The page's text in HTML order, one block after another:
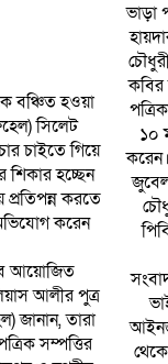
বঞ্চিত হওয়া
সিলেট
চাইতে গিয়ে
হচ্ছেন
প্রতিপন্ন করতে
করেন
আয়োজিত
আলীর পুত্র
জানান, তারা
সম্পত্তির
ভাড়া
কবির
১০